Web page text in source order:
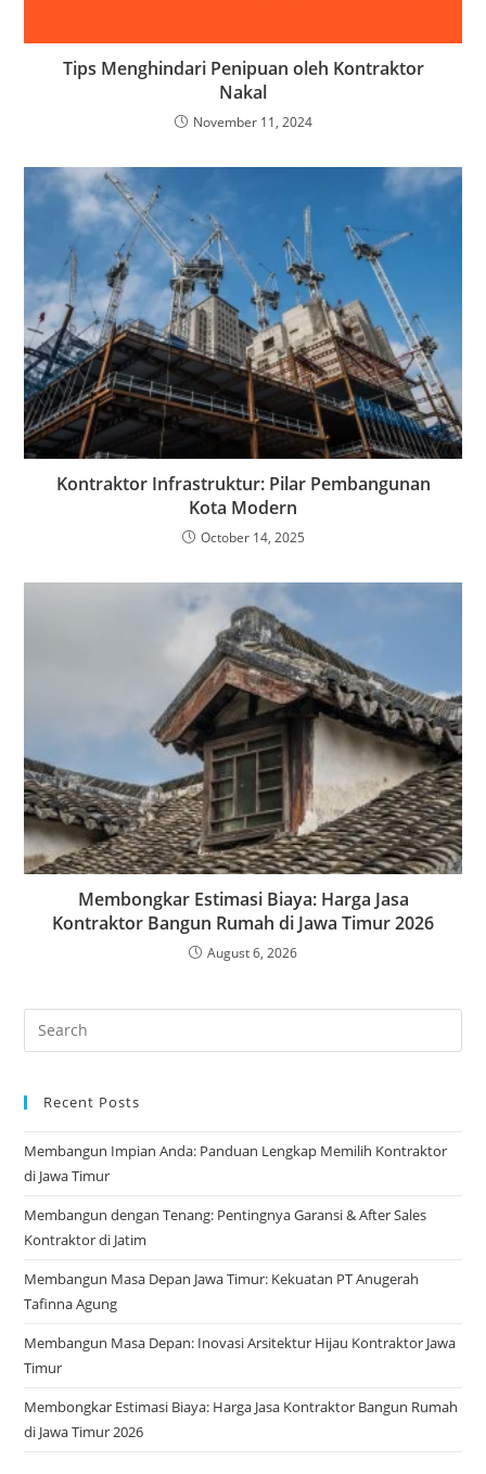
Tips Menghindari Penipuan oleh Kontraktor
Nakal
November 11, 2024
Kontraktor Infrastruktur: Pilar Pembangunan
Kota Modern
October 14, 2025
Membongkar Estimasi Biaya: Harga Jasa
Kontraktor Bangun Rumah di Jawa Timur 2026
August 6, 2026
Recent Posts
Membangun Impian Anda: Panduan Lengkap Memilih Kontraktor
di Jawa Timur
Membangun dengan Tenang: Pentingnya Garansi & After Sales
Kontraktor di Jatim
Membangun Masa Depan Jawa Timur: Kekuatan PT Anugerah
Tafinna Agung
Membangun Masa Depan: Inovasi Arsitektur Hijau Kontraktor Jawa
Timur
Membongkar Estimasi Biaya: Harga Jasa Kontraktor Bangun Rumah
di Jawa Timur 2026